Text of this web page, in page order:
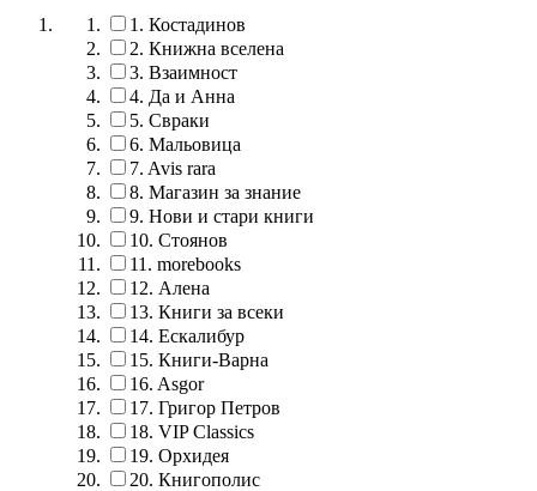
1. Костадинов
2. Книжна вселена
3. Взаимност
4. Да и Анна
5. Свраки
6. Мальовица
7. Avis rara
8. Магазин за знание
9. Нови и стари книги
10. Стоянов
11. morebooks
12. Алена
13. Книги за всеки
14. Ескалибур
15. Книги-Варна
16. Asgor
17. Григор Петров
18. VIP Classics
19. Орхидея
20. Книгополис